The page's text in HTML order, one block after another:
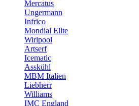
Mercatus
Ungermann
Infrico
Mondial Elite
Wirlpool
Artserf
Icematic
Asskühl
MBM Italien
Liebherr
Williams
IMC England